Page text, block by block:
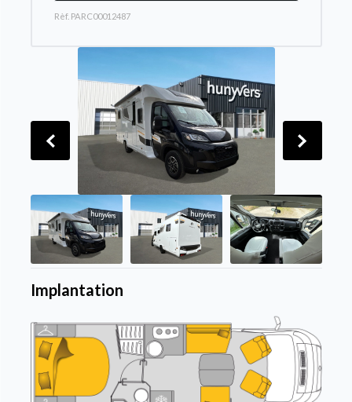
Rèf. PARC00012487
Implantation